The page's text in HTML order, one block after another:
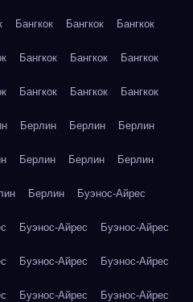
Бангкок Бангкок Бангкок
Бангкок Бангкок Бангкок
Бангкок Бангкок Бангкок
Берлин Берлин Берлин
Берлин Берлин Берлин
Берлин Буэнос-Айрес
Буэнос-Айрес Буэнос-Айрес
Буэнос-Айрес Буэнос-Айрес
Буэнос-Айрес Буэнос-Айрес